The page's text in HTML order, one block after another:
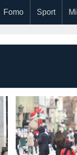
Fomo Sport